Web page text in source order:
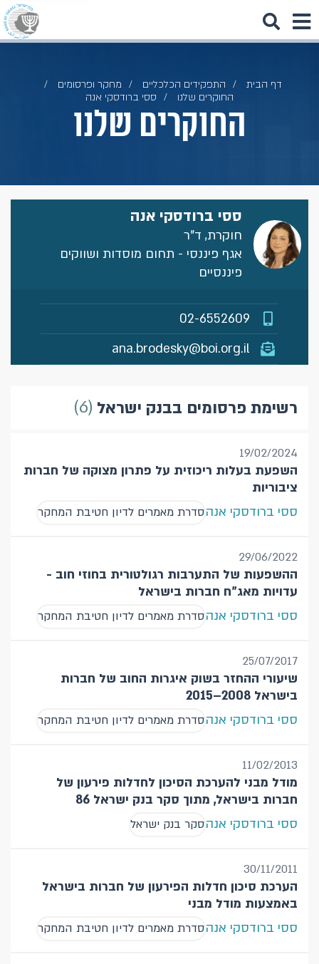
דף הבית התפקידים הכלכליים
מחקר ופרסומים
החוקרים שלנו
ססי ברודסקי אנה
החוקרים שלנו
ססי ברודסקי אנה
חוקרת, ד"ר
אגף פיננסי - תחום מוסדות ושווקים
פיננסיים
02-6552609
ana.brodesky@boi.org.il
רשימת פרסומים בבנק ישראל 6
19/02/2024
השפעת בעלות ריכוזית על פתרון מצוקה של חברות
ציבוריות
ססי ברודסקי אנהסדרת מאמרים לדיון חטיבת המחקר
29/06/2022
ההשפעות של התערבות רגולטורית בחוזי חוב -
עדויות מאג"ח חברות בישראל
ססי ברודסקי אנהסדרת מאמרים לדיון חטיבת המחקר
25/07/2017
שיעורי ההחזר בשוק איגרות החוב של חברות
בישראל 2008–2015
ססי ברודסקי אנהסדרת מאמרים לדיון חטיבת המחקר
11/02/2013
מודל מבני להערכת הסיכון לחדלות פירעון של
חברות בישראל, מתוך סקר בנק ישראל 86
ססי ברודסקי אנהסקר בנק ישראל
30/11/2011
הערכת סיכון חדלות הפירעון של חברות בישראל
באמצעות מודל מבני
ססי ברודסקי אנהסדרת מאמרים לדיון חטיבת המחקר